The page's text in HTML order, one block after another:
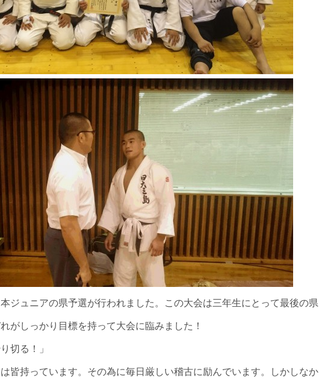
ジュニアの県予選が行われました。この大会は三年生にとって最後の県
がしっかり目標を持って大会に臨みました！
切る！」
皆持っています。その為に毎日厳しい稽古に励んでいます。しかしなか